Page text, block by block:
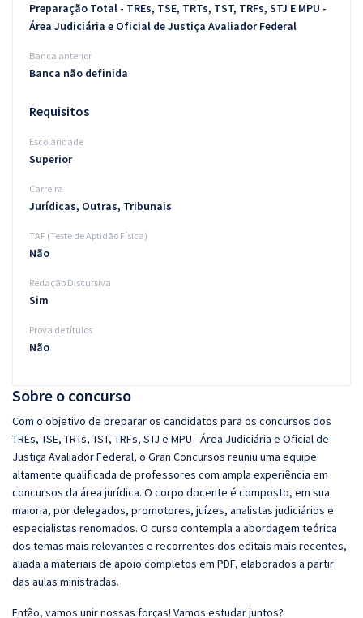
Atendimento
Sobre o concurso
Com o objetivo de preparar os candidatos para os concursos dos
TREs, TSE, TRTs, TST, TRFs, STJ e MPU - Área Judiciária e Oficial de
Justiça Avaliador Federal, o Gran Concursos reuniu uma equipe
altamente qualificada de professores com ampla experiência em
concursos da área jurídica. O corpo docente é composto, em sua
maioria, por delegados, promotores, juízes, analistas judiciários e
especialistas renomados. O curso contempla a abordagem teórica
dos temas mais relevantes e recorrentes dos editais mais recentes,
aliada a materiais de apoio completos em PDF, elaborados a partir
das aulas ministradas.
Então, vamos unir nossas forças! Vamos estudar juntos?
Preparação Total - TREs, TSE, TRTs, TST, TRFs, STJ E MPU -
Área Judiciária e Oficial de Justiça Avaliador Federal
Banca anterior
Banca não definida
Requisitos
Escolaridade
Superior
Carreira
Jurídicas, Outras, Tribunais
TAF (Teste de Aptidão Física)
Não
Redação Discursiva
Sim
Prova de títulos
Não